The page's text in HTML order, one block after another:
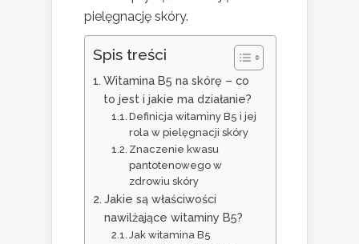
pielęgnację skóry.
Spis treści
Witamina B5 na skórę – co
to jest i jakie ma działanie?
Definicja witaminy B5 i jej
rola w pielęgnacji skóry
Znaczenie kwasu
pantotenowego w
zdrowiu skóry
Jakie są właściwości
nawilżające witaminy B5?
Jak witamina B5